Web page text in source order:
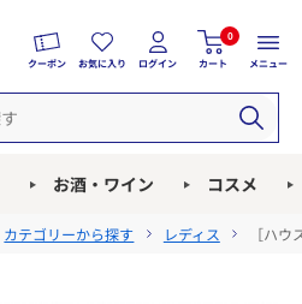
クーポン お気に入り ログイン
0
カート メニュー
お酒・ワイン コスメ
カテゴリーから探す レディス ［ハ